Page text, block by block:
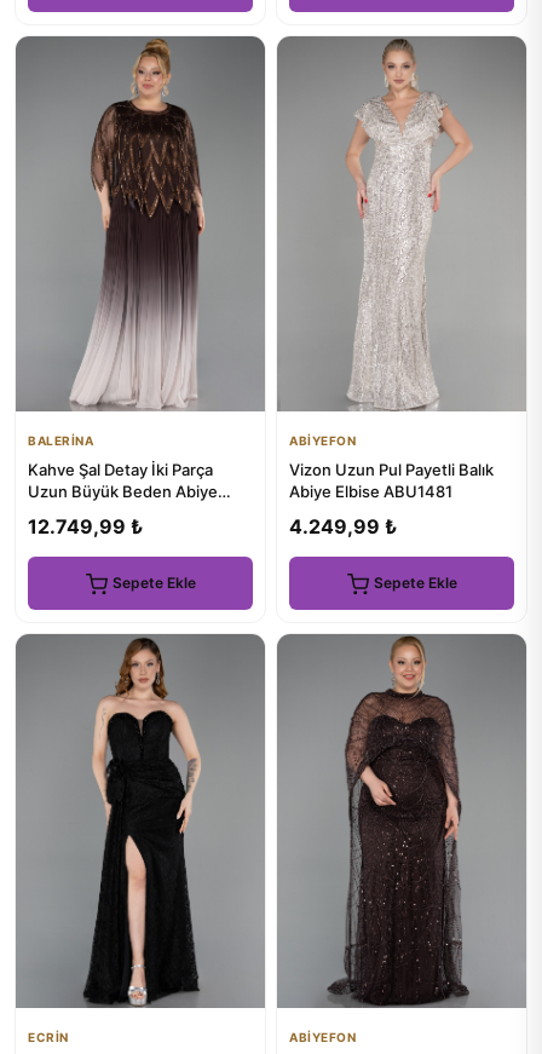
BALERİNA
Kahve Şal Detay İki Parça
Uzun Büyük Beden Abiye
12.749,99 ₺
Sepete Ekle
ABİYEFON
Vizon Uzun Pul Payetli Balık
Abiye Elbise ABU1481
4.249,99 ₺
Sepete Ekle
ECRİN ABİYEFON